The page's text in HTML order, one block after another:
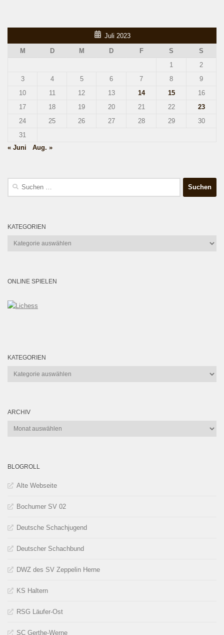
Juli 2023
M
D M D F S
S
1
2
3
4 5 6 7 8
9
10
11 12 13 14 15
16
17
18 19 20 21 22
23
24
25 26 27 28 29
30
31
« Juni
Aug. »
Suchen
KATEGORIEN
Kategorien
ONLINE SPIELEN
KATEGORIEN
Kategorien
ARCHIV
Archiv
BLOGROLL
Alte Webseite
Bochumer SV 02
Deutsche Schachjugend
Deutscher Schachbund
DWZ des SV Zeppelin Herne
KS Haltern
RSG Läufer-Ost
SC Gerthe-Werne